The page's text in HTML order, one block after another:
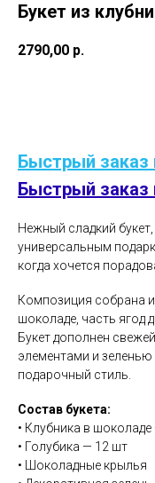
Букет из
2790,00 р.
Быстрый заказ
Быстрый заказ
Нежный сладкий
универсальным
когда хочется
Композиция собрана
шоколаде, часть ягод
Букет дополнен
элементами и
подарочный стиль.
Состав букета:
• Клубника в
• Голубика — 12 шт
• Шоколадные крылья